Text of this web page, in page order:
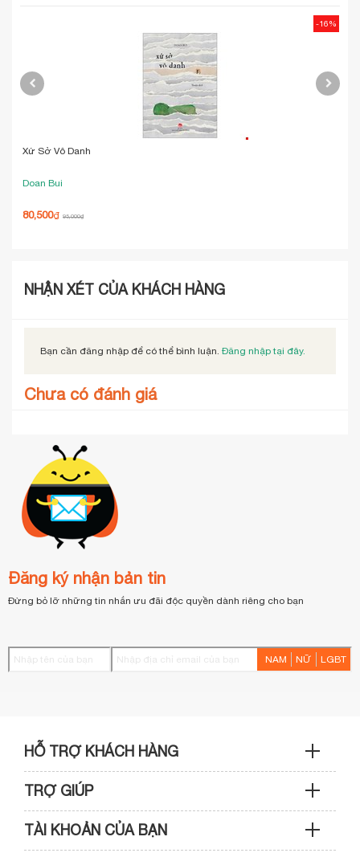
Xứ Sở Vô Danh
Doan Bui
80,500₫ 95,000₫
-16%
NHẬN XÉT CỦA KHÁCH HÀNG
Bạn cần đăng nhập để có thể bình luận. Đăng nhập tại đây.
Chưa có đánh giá
Đăng ký nhận bản tin
Đừng bỏ lỡ những tin nhắn ưu đãi độc quyền dành riêng cho bạn
NAM NỮ LGBT
HỖ TRỢ KHÁCH HÀNG
Sản phẩm & Đơn hàng: 0933 109 009
Kỹ thuật & Bảo hành: 0989 439 986
TRỢ GIÚP
Hướng dẫn mua hàng
TÀI KHOẢN CỦA BẠN